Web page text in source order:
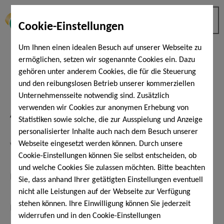
Cookie-Einstellungen
Um Ihnen einen idealen Besuch auf unserer Webseite zu
ermöglichen, setzen wir sogenannte Cookies ein. Dazu
gehören unter anderem Cookies, die für die Steuerung
und den reibungslosen Betrieb unserer kommerziellen
Unternehmensseite notwendig sind. Zusätzlich
verwenden wir Cookies zur anonymen Erhebung von
Statistiken sowie solche, die zur Ausspielung und Anzeige
personalisierter Inhalte auch nach dem Besuch unserer
Webseite eingesetzt werden können. Durch unsere
Cookie-Einstellungen können Sie selbst entscheiden, ob
und welche Cookies Sie zulassen möchten. Bitte beachten
Sie, dass anhand Ihrer getätigten Einstellungen eventuell
nicht alle Leistungen auf der Webseite zur Verfügung
stehen können. Ihre Einwilligung können Sie jederzeit
widerrufen und in den Cookie-Einstellungen
Melden Sie sich fürunseren
Newsletteran